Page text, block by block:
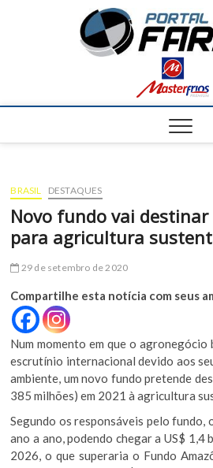
n
BRASIL DESTAQUES
Novo fundo vai destinar
para agricultura
29 de setembro de 2020
Compartilhe esta notícia com seus
Num momento em que o
escrutínio internacional devido aos
ambiente, um novo fundo pretende
385 milhões) em 2021 à agricultura
Segundo os responsáveis pelo fundo,
ano a ano, podendo chegar a US$ 1,4
2026, o que superaria o Fundo